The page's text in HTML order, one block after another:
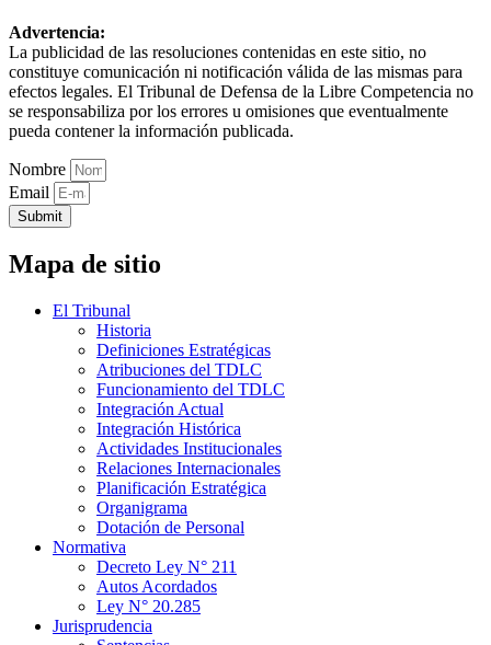
Advertencia:
La publicidad de las resoluciones contenidas en este sitio, no
constituye comunicación ni notificación válida de las mismas para
efectos legales. El Tribunal de Defensa de la Libre Competencia no
se responsabiliza por los errores u omisiones que eventualmente
pueda contener la información publicada.
Nombre
Email
Submit
Mapa de sitio
El Tribunal
Historia
Definiciones Estratégicas
Atribuciones del TDLC
Funcionamiento del TDLC
Integración Actual
Integración Histórica
Actividades Institucionales
Relaciones Internacionales
Planificación Estratégica
Organigrama
Dotación de Personal
Normativa
Decreto Ley N° 211
Autos Acordados
Ley N° 20.285
Jurisprudencia